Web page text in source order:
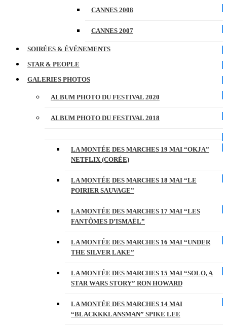
CANNES 2008
CANNES 2007
SOIRÉES & ÉVÉNEMENTS
STAR & PEOPLE
GALERIES PHOTOS
ALBUM PHOTO DU FESTIVAL 2020
ALBUM PHOTO DU FESTIVAL 2018
LA MONTÉE DES MARCHES 19 MAI “OKJA”
NETFLIX (CORÉE)
LA MONTÉE DES MARCHES 18 MAI “LE
POIRIER SAUVAGE”
LA MONTÉE DES MARCHES 17 MAI “LES
FANTÔMES D’ISMAËL”
LA MONTÉE DES MARCHES 16 MAI “UNDER
THE SILVER LAKE”
LA MONTÉE DES MARCHES 15 MAI “SOLO, A
STAR WARS STORY” RON HOWARD
LA MONTÉE DES MARCHES 14 MAI
“BLACKKKLANSMAN” SPIKE LEE